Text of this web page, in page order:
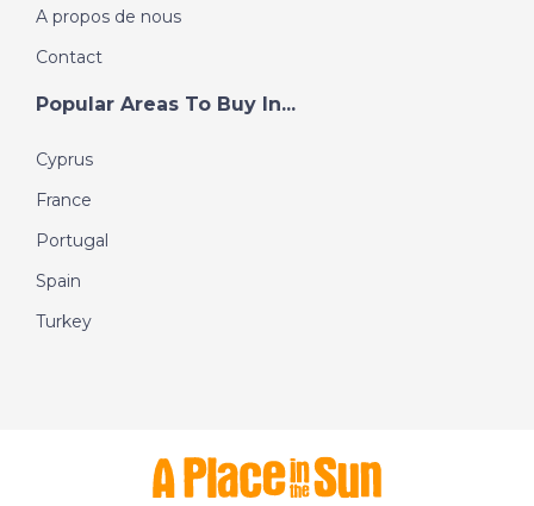
A propos de nous
Contact
Popular Areas To Buy In...
Cyprus
France
Portugal
Spain
Turkey